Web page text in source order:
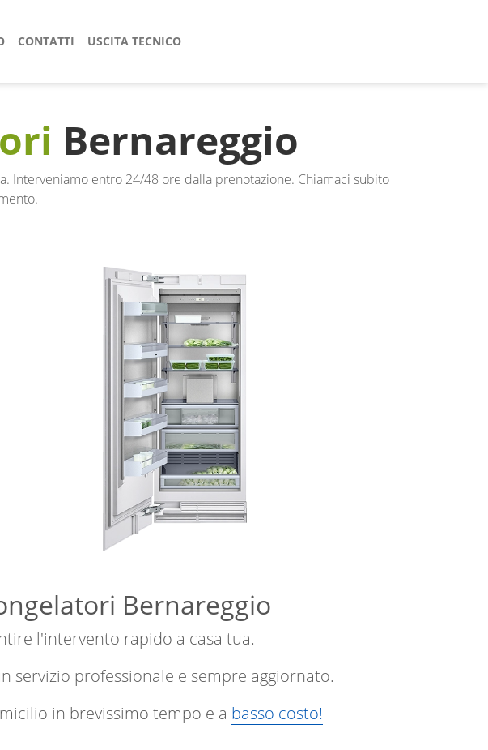
CONTATTI USCITA TECNICO
Bernareggio
Interveniamo entro 24/48 ore dalla prenotazione. Chiamaci subito
Bernareggio
l'intervento rapido a casa tua.
servizio professionale e sempre aggiornato.
in brevissimo tempo e a basso costo!